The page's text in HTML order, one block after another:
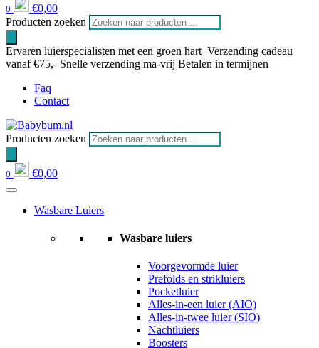
0 €0,00
Producten zoeken
Ervaren luierspecialisten met een groen hart Verzending cadeau
vanaf €75,- Snelle verzending ma-vrij Betalen in termijnen
Faq
Contact
Producten zoeken
0 €0,00
Wasbare Luiers
Wasbare luiers
Voorgevormde luier
Prefolds en strikluiers
Pocketluier
Alles-in-een luier (AIO)
Alles-in-twee luier (SIO)
Nachtluiers
Boosters